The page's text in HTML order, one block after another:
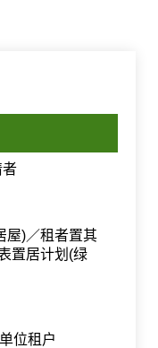
屋)／租者置其
置居计划(绿
位租户